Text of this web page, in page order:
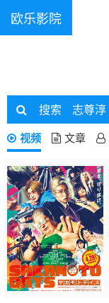
欧乐影院
搜索 志尊淳
视频 文章